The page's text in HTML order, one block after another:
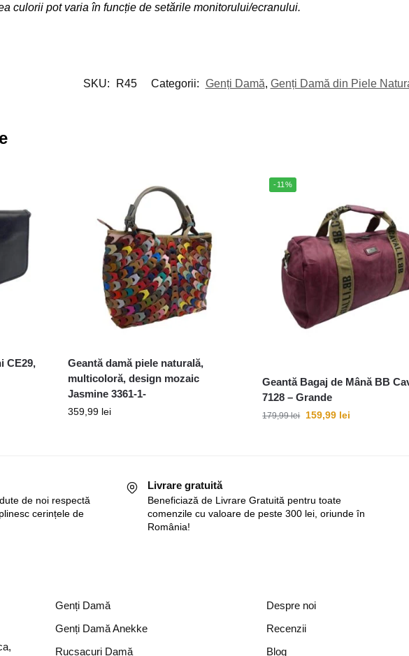
culorii pot varia în funcție de setările monitorului/ecranului.
SKU: R45 Categorii: Genți Damă, Genți Damă din Piele
CE29,
Geantă damă piele naturală,
multicoloră, design mozaic
Jasmine 3361-1-
359,99 lei
-11%
Geantă Bagaj de Mână BB
7128 – Grande
179,99lei 159,99 lei
de noi respectă
cerințele de
Livrare gratuită
Beneficiază de Livrare Gratuită pentru toate
comenzile cu valoare de peste 300 lei, oriunde în
România!
Genți Damă
Genți Damă Anekke
Rucsacuri Damă
Despre noi
Recenzii
Blog